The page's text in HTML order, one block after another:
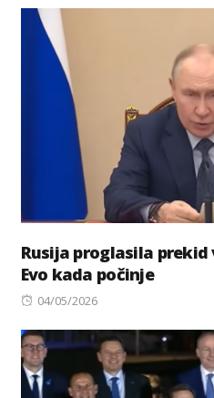
Rusija proglasila
Evo kada počinje
Posted
04/05/2026